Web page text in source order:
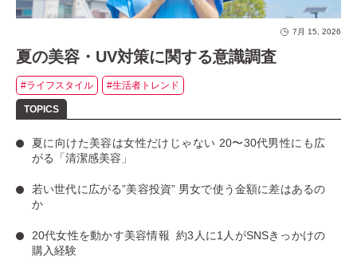
7月 15, 2026
夏の美容・UV対策に関する意識調査
#ライフスタイル #生活者トレンド
夏に向けた美容は女性だけじゃない 20〜30代男性にも広
がる「清潔感美容」
若い世代に広がる”美容投資” 男女で使う金額に差はあるの
か
20代女性を動かす美容情報約3人に1人がSNSきっかけの
購入経験